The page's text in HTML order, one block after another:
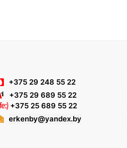
+375 29 248 55 22
+375 29 689 55 22
+375 25 689 55 22
erkenby@yandex.by